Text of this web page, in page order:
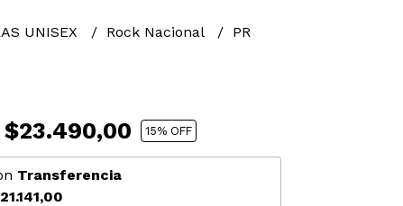
UNISEX Rock Nacional PR
15% OFF
Transferencia